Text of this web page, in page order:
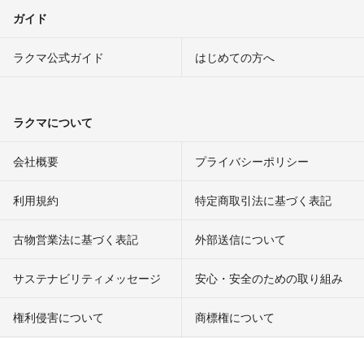
ガイド
ラクマ公式ガイド はじめての方へ
ラクマについて
会社概要 プライバシーポリシー
利用規約 特定商取引法に基づく表記
古物営業法に基づく表記 外部送信について
サステナビリティメッセージ 安心・安全のための取り組み
権利侵害について
商標権について